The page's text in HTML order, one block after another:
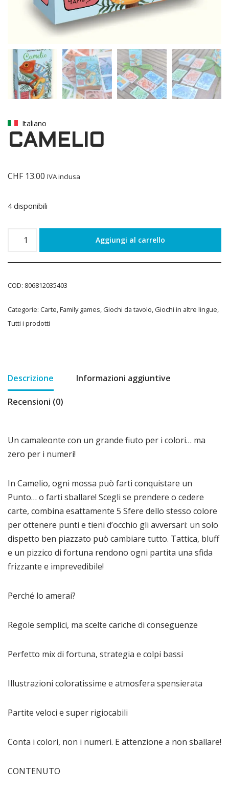
Italiano
CAMELIO
CHF13.00 IVA inclusa
4 disponibili
Aggiungi al carrello
COD: 806812035403
Categorie: Carte Family games Giochi da tavolo Giochi in altre lingue
Tutti i prodotti
Descrizione Informazioni aggiuntive
Recensioni (0)
Un camaleonte con un grande fiuto per i colori… ma
zero per i numeri!
In Camelio, ogni mossa può farti conquistare un
Punto… o farti sballare! Scegli se prendere o cedere
carte, combina esattamente 5 Sfere dello stesso colore
per ottenere punti e tieni d’occhio gli avversari: un solo
dispetto ben piazzato può cambiare tutto. Tattica, bluff
e un pizzico di fortuna rendono ogni partita una sfida
frizzante e imprevedibile!
Perché lo amerai?
Regole semplici, ma scelte cariche di conseguenze
Perfetto mix di fortuna, strategia e colpi bassi
Illustrazioni coloratissime e atmosfera spensierata
Partite veloci e super rigiocabili
Conta i colori, non i numeri. E attenzione a non sballare!
CONTENUTO